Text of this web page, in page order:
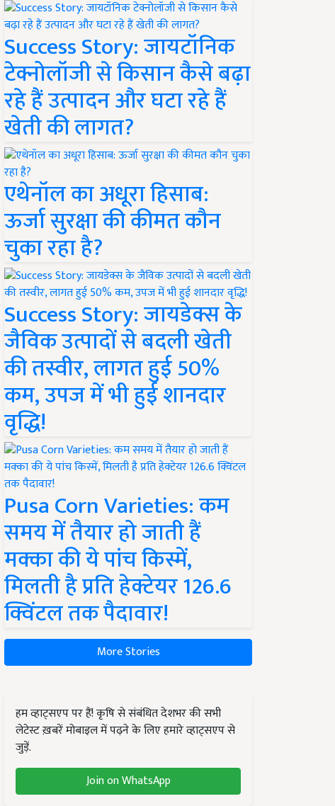
Success Story: जायटॉनिक
टेक्नोलॉजी से किसान कैसे बढ़ा
रहे हैं उत्पादन और घटा रहे हैं
खेती की लागत?
एथेनॉल का अधूरा हिसाब:
ऊर्जा सुरक्षा की कीमत कौन
चुका रहा है?
Success Story: जायडेक्स के
जैविक उत्पादों से बदली खेती
की तस्वीर, लागत हुई 50%
कम, उपज में भी हुई शानदार
वृद्धि!
Pusa Corn Varieties: कम
समय में तैयार हो जाती हैं
मक्का की ये पांच किस्में,
मिलती है प्रति हेक्टेयर 126.6
क्विंटल तक पैदावार!
More Stories
हम व्हाट्सएप पर हैं! कृषि से संबंधित देशभर की सभी
लेटेस्ट ख़बरें मोबाइल में पढ़ने के लिए हमारे व्हाट्सएप से
जुड़ें.
Join on WhatsApp